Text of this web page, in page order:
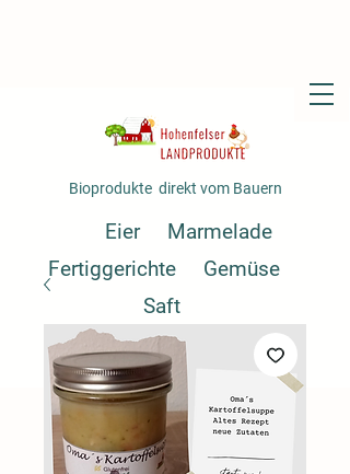
Bioprodukte direkt vom Bauern
Eier
Marmelade
Fertiggerichte
Gemüse
Saft